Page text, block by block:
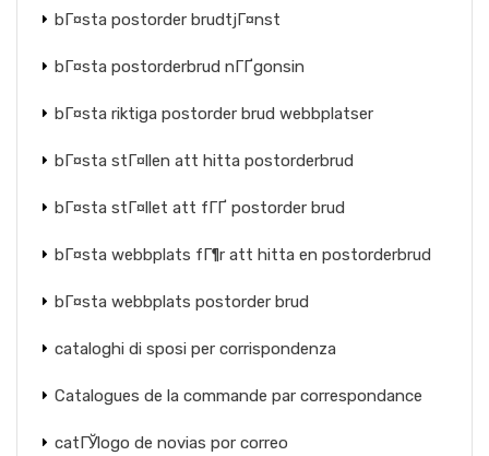
bГ¤sta postorder brudtjГ¤nst
bГ¤sta postorderbrud nГҐgonsin
bГ¤sta riktiga postorder brud webbplatser
bГ¤sta stГ¤llen att hitta postorderbrud
bГ¤sta stГ¤llet att fГҐ postorder brud
bГ¤sta webbplats fГ¶r att hitta en postorderbrud
bГ¤sta webbplats postorder brud
cataloghi di sposi per corrispondenza
Catalogues de la commande par correspondance
catГЎlogo de novias por correo